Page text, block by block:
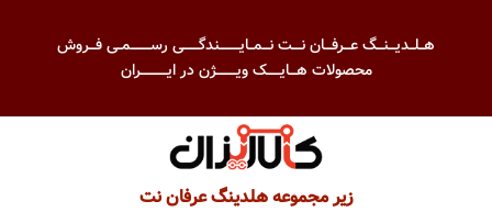
هــلــدیـــنـــگ عـــرفـــان نــــت نـــمــایـــــــــندگـــــــی رســـــــــمــی فـــروش
محصولات هـــایــــــک ویـــــــــژن در ایــــــــــــران
زیر مجموعه هلدینگ عرفان نت